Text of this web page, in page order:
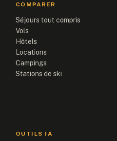
COMPARER
Séjours tout compris
Vols
Hôtels
Locations
Campings
Stations de ski
OUTILS IA